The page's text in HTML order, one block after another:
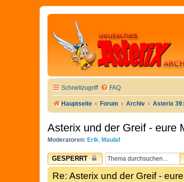
Schnellzugriff FAQ
Hauptseite Forum Archiv Asterix
Asterix und der Greif - eure
Moderatoren: Erik, Maulaf
GESPERRT
Re: Asterix und der Greif -